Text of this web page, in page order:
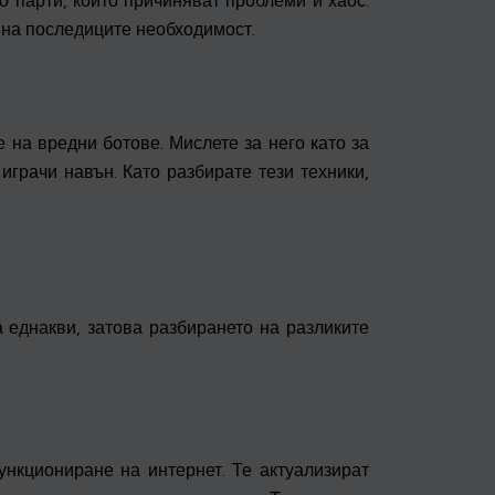
последиците необходимост.
вредни ботове. Мислете за него като за
навън. Като разбирате тези техники,
затова разбирането на разликите
на интернет. Те актуализират